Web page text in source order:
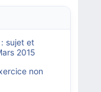
: sujet et
2015
non